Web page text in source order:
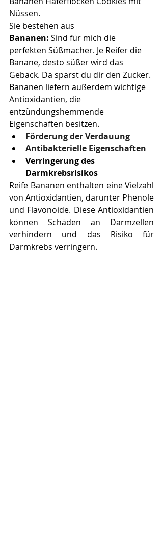
Nüssen.
Sie bestehen aus
Bananen: Sind für mich die
perfekten Süßmacher. Je Reifer die
Banane, desto süßer wird das
Gebäck. Da sparst du dir den Zucker.
Bananen liefern außerdem wichtige
Antioxidantien, die
entzündungshemmende
Eigenschaften besitzen.
Förderung der Verdauung
Antibakterielle Eigenschaften
Verringerung des
Darmkrebsrisikos
Reife Bananen enthalten eine Vielzahl
von Antioxidantien, darunter Phenole
und Flavonoide. Diese Antioxidantien
können Schäden an Darmzellen
verhindern und das Risiko für
Darmkrebs verringern.